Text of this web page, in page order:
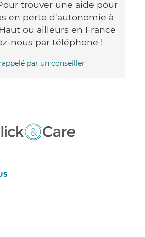
trouver une aide pour
en perte d'autonomie à
ou ailleurs en France
nous par téléphone !
par un conseiller